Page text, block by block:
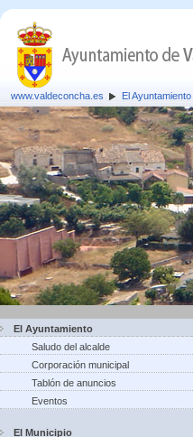
www.valdeconcha.es El Ayuntamiento
El Ayuntamiento
Saludo del alcalde
Corporación municipal
Tablón de anuncios
Eventos
El Municipio